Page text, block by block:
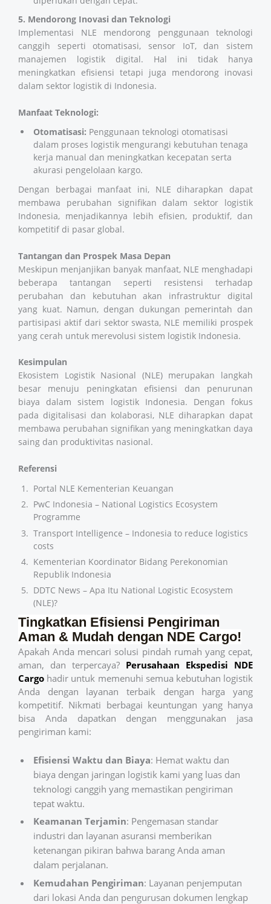
5. Mendorong Inovasi dan Teknologi
Implementasi NLE mendorong penggunaan teknologi
canggih seperti otomatisasi, sensor IoT, dan sistem
manajemen logistik digital. Hal ini tidak hanya
meningkatkan efisiensi tetapi juga mendorong inovasi
dalam sektor logistik di Indonesia.
Manfaat Teknologi:
Otomatisasi: Penggunaan teknologi otomatisasi
dalam proses logistik mengurangi kebutuhan tenaga
kerja manual dan meningkatkan kecepatan serta
akurasi pengelolaan kargo.
Dengan berbagai manfaat ini, NLE diharapkan dapat
membawa perubahan signifikan dalam sektor logistik
Indonesia, menjadikannya lebih efisien, produktif, dan
kompetitif di pasar global.
Tantangan dan Prospek Masa Depan
Meskipun menjanjikan banyak manfaat, NLE menghadapi
beberapa tantangan seperti resistensi terhadap
perubahan dan kebutuhan akan infrastruktur digital
yang kuat. Namun, dengan dukungan pemerintah dan
partisipasi aktif dari sektor swasta, NLE memiliki prospek
yang cerah untuk merevolusi sistem logistik Indonesia.
Kesimpulan
Ekosistem Logistik Nasional (NLE) merupakan langkah
besar menuju peningkatan efisiensi dan penurunan
biaya dalam sistem logistik Indonesia. Dengan fokus
pada digitalisasi dan kolaborasi, NLE diharapkan dapat
membawa perubahan signifikan yang meningkatkan daya
saing dan produktivitas nasional.
Referensi
Portal NLE Kementerian Keuangan
PwC Indonesia – National Logistics Ecosystem
Programme
Transport Intelligence – Indonesia to reduce logistics
costs
Kementerian Koordinator Bidang Perekonomian
Republik Indonesia
DDTC News – Apa Itu National Logistic Ecosystem
(NLE)?
Tingkatkan Efisiensi Pengiriman
Aman & Mudah dengan NDE Cargo!
Apakah Anda mencari solusi pindah rumah yang cepat,
aman, dan terpercaya? Perusahaan Ekspedisi NDE
Cargo hadir untuk memenuhi semua kebutuhan logistik
Anda dengan layanan terbaik dengan harga yang
kompetitif. Nikmati berbagai keuntungan yang hanya
bisa Anda dapatkan dengan menggunakan jasa
pengiriman kami:
Efisiensi Waktu dan Biaya: Hemat waktu dan
biaya dengan jaringan logistik kami yang luas dan
teknologi canggih yang memastikan pengiriman
tepat waktu.
Keamanan Terjamin: Pengemasan standar
industri dan layanan asuransi memberikan
ketenangan pikiran bahwa barang Anda aman
dalam perjalanan.
Kemudahan Pengiriman: Layanan penjemputan
dari lokasi Anda dan pengurusan dokumen lengkap